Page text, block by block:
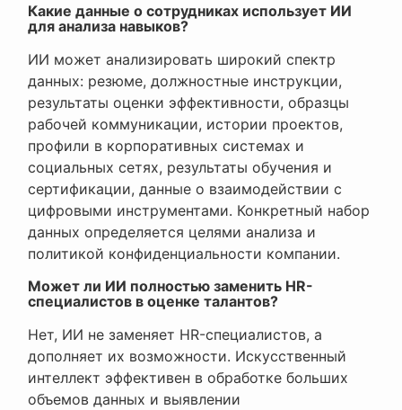
Какие данные о сотрудниках использует ИИ
для анализа навыков?
ИИ может анализировать широкий спектр
данных: резюме, должностные инструкции,
результаты оценки эффективности, образцы
рабочей коммуникации, истории проектов,
профили в корпоративных системах и
социальных сетях, результаты обучения и
сертификации, данные о взаимодействии с
цифровыми инструментами. Конкретный набор
данных определяется целями анализа и
политикой конфиденциальности компании.
Может ли ИИ полностью заменить HR-
специалистов в оценке талантов?
Нет, ИИ не заменяет HR-специалистов, а
дополняет их возможности. Искусственный
интеллект эффективен в обработке больших
объемов данных и выявлении